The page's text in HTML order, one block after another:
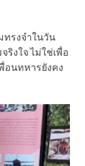
ทรงจำในวัน
ริงใจ ไม่ใช่เพื่อ
อนทหารยังคง